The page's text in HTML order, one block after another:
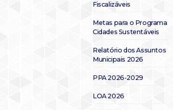
Fiscalizáveis
Metas para o Programa
Cidades Sustentáveis
Relatório dos Assuntos
Municipais 2026
PPA 2026-2029
LOA 2026